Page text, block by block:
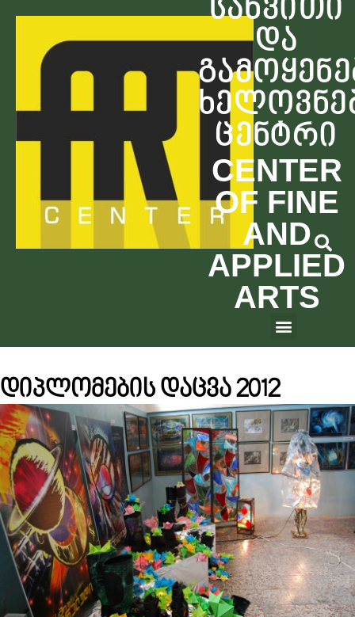
სახვითი
და
ცენტრი
CENTER
OF FINE
AND
APPLIED
ARTS
დიპლომების დაცვა 2012